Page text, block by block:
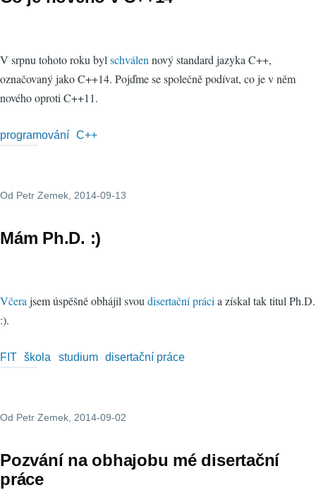
V srpnu tohoto roku byl schválen nový standard jazyka C++,
označovaný jako C++14. Pojďme se společně podívat, co je v něm
nového oproti C++11.
programování C++
Od Petr Zemek , 2014-09-13
Mám Ph.D. :)
Včera jsem úspěšně obhájil svou disertační práci a získal tak titul Ph.D.
:).
FIT škola studium disertační práce
Od Petr Zemek , 2014-09-02
Pozvání na obhajobu mé disertační
práce